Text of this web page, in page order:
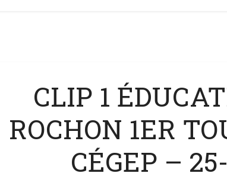
CLIP 1
ROCHON 1ER
CÉGEP –